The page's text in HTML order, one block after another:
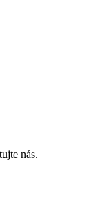
nás.